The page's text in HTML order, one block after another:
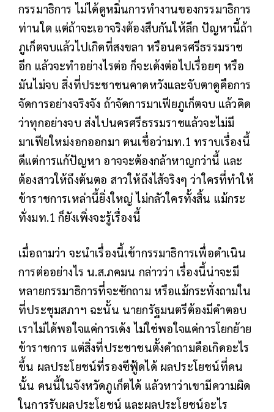
กรรมาธิการ ไม่ได้ดูหมิ่นการทำงานของกรรมาธิการ
ท่านใด แต่ถ้าจะเอาจริงต้องสืบกันให้ลึก ปัญหานี้ถ้า
ภูเก็ตจบแล้วไปเกิดที่สงขลา หรือนครศรีธรรมราช
อีก แล้วจะทำอย่างไรต่อ ก็จะเด้งต่อไปเรื่อยๆ หรือ
มันไม่จบ สิ่งที่ประชาชนคาดหวังและจับตาดูคือการ
จัดการอย่างจริงจัง ถ้าจัดการมาเฟียภูเก็ตจบ แล้วคิด
ว่าทุกอย่างจบ ส่งไปนครศรีธรรมราชแล้วจะไม่มี
มาเฟียใหม่งอกออกมา ตนเชื่อว่ามท.1 ทราบเรื่องนี้
ดีแต่การแก้ปัญหา อาจจะต้องกล้าหาญกว่านี้ และ
ต้องสาวให้ถึงต้นตอ สาวให้ถึงไส้จริงๆ ว่าใครที่ทำให้
ข้าราชการเหล่านี้ยิ่งใหญ่ ไม่กลัวใครทั้งสิ้น แม้กระ
ทั่งมท.1 ก็ยังเพิ่งจะรู้เรื่องนี้
เมื่อถามว่า จะนำเรื่องนี้เข้ากรรมาธิการเพื่อดำเนิน
การต่ออย่างไร น.ส.ภคมน กล่าวว่า เรื่องนี้น่าจะมี
หลายกรรมาธิการที่จะซักถาม หรือแม้กระทั่งถามใน
ที่ประชุมสภาฯ ฉะนั้น นายกรัฐมนตรีต้องมีคำตอบ
เราไม่ได้พอใจแค่การเด้ง ไม่ใช่พอใจแค่การโยกย้าย
ข้าราชการ แต่สิ่งที่ประชาชนตั้งคำถามคือเกิดอะไร
ขึ้น ผลประโยชน์ที่รองซีฟู้ดได้ ผลประโยชน์ที่คน
นั้น คนนี้ในจังหวัดภูเก็ตได้ แล้วหาว่าเขามีความผิด
ในการรับผลประโยชน์ และผลประโยชน์อะไร